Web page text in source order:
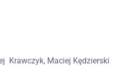
Krawczyk, Maciej Kędzierski